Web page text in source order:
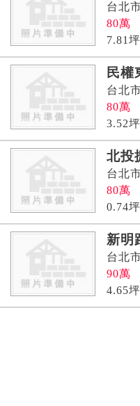
台北
80萬
7.81 坪
民權
台北
80萬
3.52坪
北投
台北
80萬
0.74坪
新明
台北
90萬
4.65坪